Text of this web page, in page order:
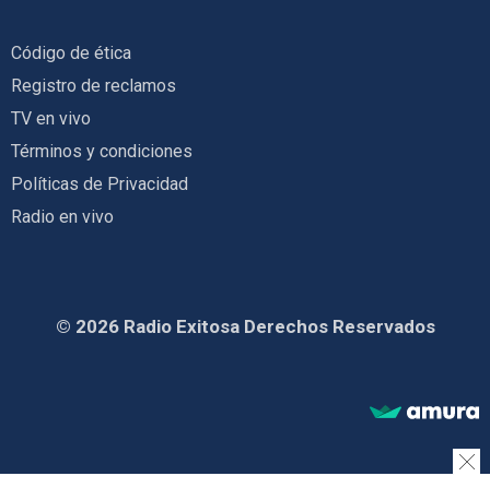
Código de ética
Registro de reclamos
TV en vivo
Términos y condiciones
Políticas de Privacidad
Radio en vivo
© 2026 Radio Exitosa Derechos Reservados